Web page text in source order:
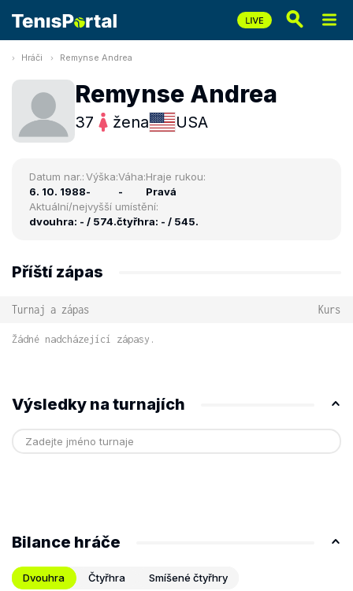
Hráči Remynse Andrea
Remynse Andrea
37 žena USA
Datum nar.:
6. 10. 1988
Výška:
-
Váha:
-
Hraje rukou:
Pravá
Aktuální/nejvyšší umístění:
dvouhra: - / 574.čtyřhra: - / 545.
Příští zápas
Turnaj a zápas Kurs
Žádné nadcházející zápasy.
Výsledky na turnajích
Bilance hráče
Dvouhra Čtyřhra Smíšené čtyřhry